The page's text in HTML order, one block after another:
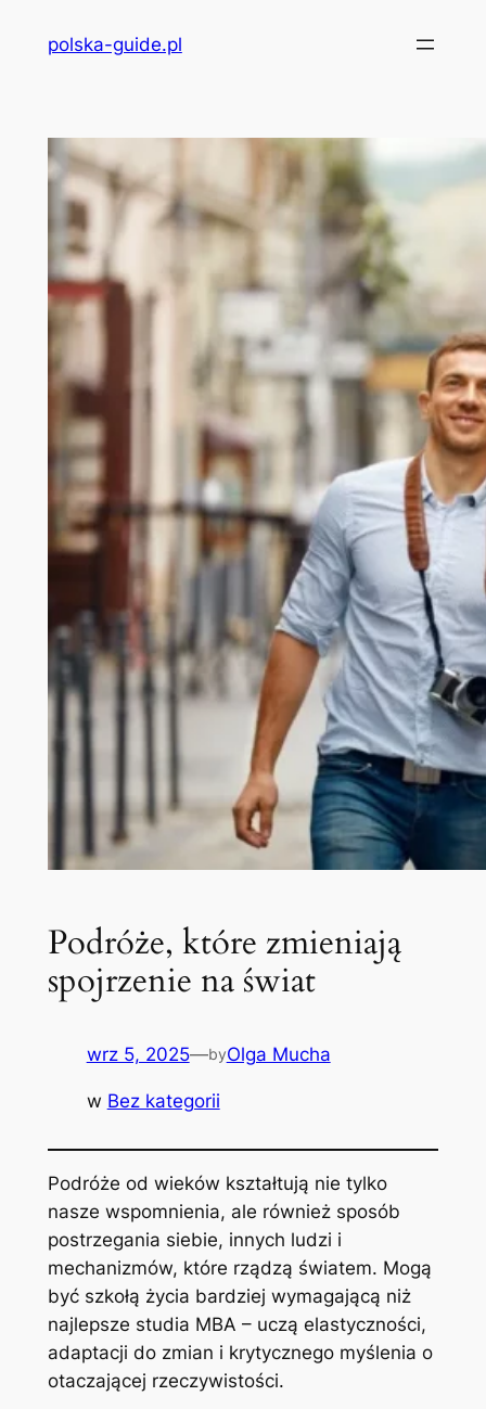
polska-guide.pl
Podróże, które zmieniają
spojrzenie na świat
wrz 5, 2025—byOlga Mucha
w Bez kategorii
Podróże od wieków kształtują nie tylko
nasze wspomnienia, ale również sposób
postrzegania siebie, innych ludzi i
mechanizmów, które rządzą światem. Mogą
być szkołą życia bardziej wymagającą niż
najlepsze studia MBA – uczą elastyczności,
adaptacji do zmian i krytycznego myślenia o
otaczającej rzeczywistości.